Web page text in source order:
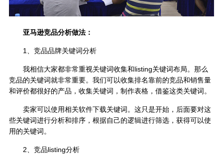
亚马逊竞品分析做法：
1、竞品品牌关键词分析
我相信大家都非常重视关键词收集和listing关键词布局。那么
竞品的关键词就非常重要。我们可以收集排名靠前的竞品和销售量
和评价都很好的产品，收集关键词，制作表格，借鉴这类关键词。
卖家可以使用相关软件下载关键词。这只是开始，后面要对这
些关键词进行分析和排序，根据自己的逻辑进行筛选，获得可以使
用的关键词。
2、竞品listing分析